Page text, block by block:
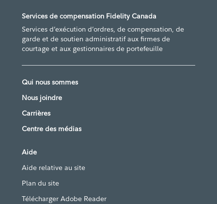
Services de compensation Fidelity Canada
Services d’exécution d’ordres, de compensation, de
garde et de soutien administratif aux firmes de
courtage et aux gestionnaires de portefeuille
Qui nous sommes
Nous joindre
Carrières
Centre des médias
Aide
Aide relative au site
Plan du site
Télécharger Adobe Reader